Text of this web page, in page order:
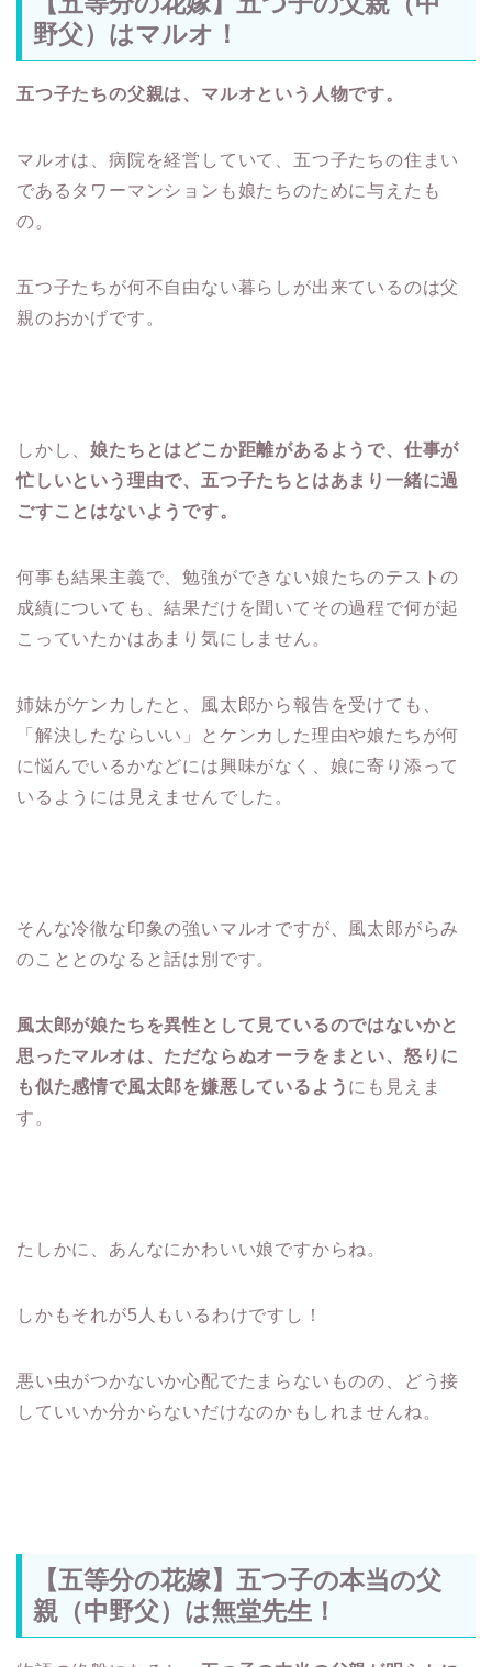
野父）はマルオ！
五つ子たちの父親は、マルオという人物です。
マルオは、病院を経営していて、五つ子たちの住まい
であるタワーマンションも娘たちのために与えたも
の。
五つ子たちが何不自由ない暮らしが出来ているのは父
親のおかげです。
しかし、娘たちとはどこか距離があるようで、仕事が
忙しいという理由で、五つ子たちとはあまり一緒に過
ごすことはないようです。
何事も結果主義で、勉強ができない娘たちのテストの
成績についても、結果だけを聞いてその過程で何が起
こっていたかはあまり気にしません。
姉妹がケンカしたと、風太郎から報告を受けても、
「解決したならいい」とケンカした理由や娘たちが何
に悩んでいるかなどには興味がなく、娘に寄り添って
いるようには見えませんでした。
そんな冷徹な印象の強いマルオですが、風太郎がらみ
のこととのなると話は別です。
風太郎が娘たちを異性として見ているのではないかと
思ったマルオは、ただならぬオーラをまとい、怒りに
も似た感情で風太郎を嫌悪しているよう にも見えま
す。
たしかに、あんなにかわいい娘ですからね。
しかもそれが5人もいるわけですし！
悪い虫がつかないか心配でたまらないものの、どう接
していいか分からないだけなのかもしれませんね。
【五等分の花嫁】五つ子の本当の父
親（中野父）は無堂先生！